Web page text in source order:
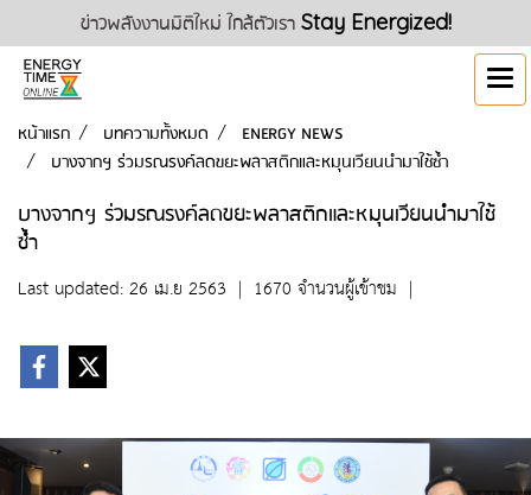
ข่าวพลังงานมิติใหม่ ใกล้ตัวเรา Stay Energized!
หน้าแรก บทความทั้งหมด
ENERGY NEWS
บางจากฯ ร่วมรณรงค์ลดขยะพลาสติกและหมุนเวียนนำมาใช้ซ้ำ
บางจากฯ ร่วมรณรงค์ลดขยะพลาสติกและหมุนเวียนนำมาใช้
ซ้ำ
Last updated: 26 เม.ย 2563 | 1670 จำนวนผู้เข้าชม |